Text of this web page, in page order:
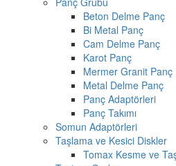
Beton Delme Panç
Bi Metal Panç
Cam Delme Panç
Karot Panç
Mermer Granit Panç
Metal Delme Panç
Panç Adaptörleri
Panç Takımı
Somun Adaptörleri
Taşlama ve Kesici Diskler
Tomax Kesme ve